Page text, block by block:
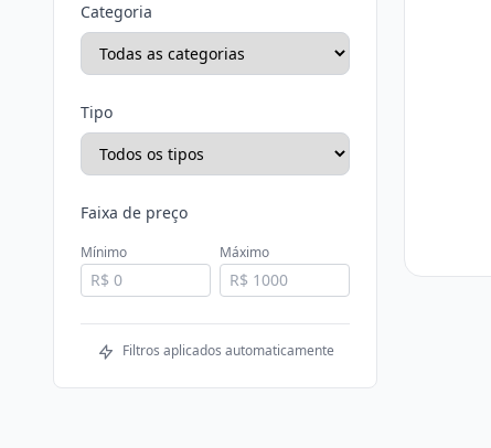
Categoria
Tipo
Faixa de preço
Mínimo Máximo
Filtros aplicados automaticamente